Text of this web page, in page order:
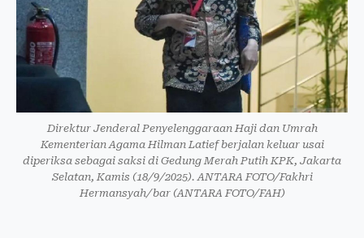
Direktur Jenderal Penyelenggaraan Haji dan Umrah
Kementerian Agama Hilman Latief berjalan keluar usai
diperiksa sebagai saksi di Gedung Merah Putih KPK, Jakarta
Selatan, Kamis (18/9/2025). ANTARA FOTO/Fakhri
Hermansyah/bar (ANTARA FOTO/FAH)